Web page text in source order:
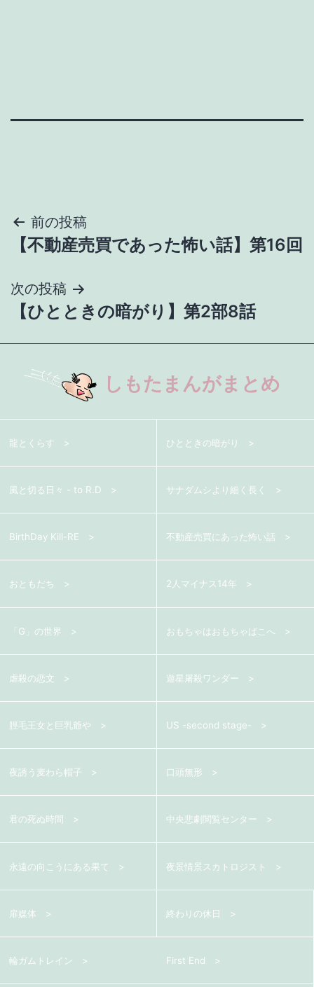
投
稿
ナ
ビ
ゲ
ー
シ
ョ
ン
前の投稿
【不動産売買であった怖い話】第16回
次の投稿
【ひとときの暗がり】第2部8話
しもたまんがまとめ
龍とくらす ひとときの暗がり
風と切る日々 - to R.D サナダムシより細く長く
BirthDay Kill-RE 不動産売買にあった怖い話
おともだち 2人マイナス14年
「G」の世界 おもちゃはおもちゃばこへ
虐殺の恋文 遊星屠殺ワンダー
脛毛王女と巨乳爺や US -second stage-
夜誘う麦わら帽子 口頭無形
君の死ぬ時間 中央悲劇閲覧センター
永遠の向こうにある果て 夜景情景スカトロジスト
扉媒体 終わりの休日
輪ガムトレイン First End